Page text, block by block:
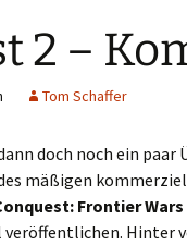
Mac OS
Linux
Browser
2 –
Tom Schaffer
doch noch ein paar
mäßigen
Frontier Wars
veröffentlichen. Hinter